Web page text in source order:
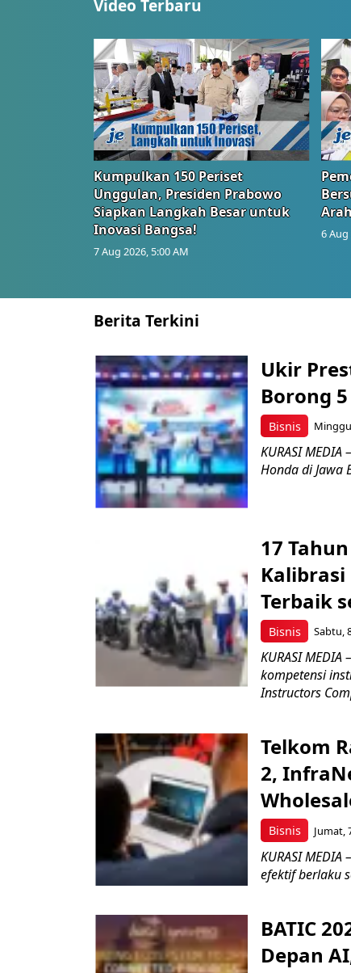
Video Terbaru
Kumpulkan 150 Periset
Unggulan, Presiden Prabowo
Siapkan Langkah Besar untuk
Inovasi Bangsa!
7 Aug 2026, 5:00 AM
6 Aug
Berita Terkini
Bisnis
Ukir
Borong 5
KURASI
Honda di Jawa
Bisnis
17
Terbaik
Sabtu,
KURASI
kompetensi
Instructors
Bisnis
Telkom
2,
Jumat,
KURASI
efektif berlaku
BATIC
Depan